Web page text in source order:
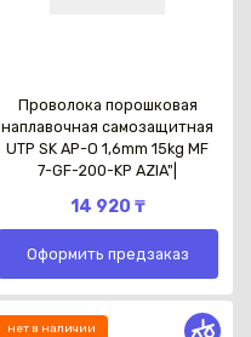
Проволока порошковая
наплавочная самозащитная
UTP SK AP-O 1,6mm 15kg MF
7-GF-200-KP AZIA"|
14 920 ₸
Оформить предзаказ
нет в наличии